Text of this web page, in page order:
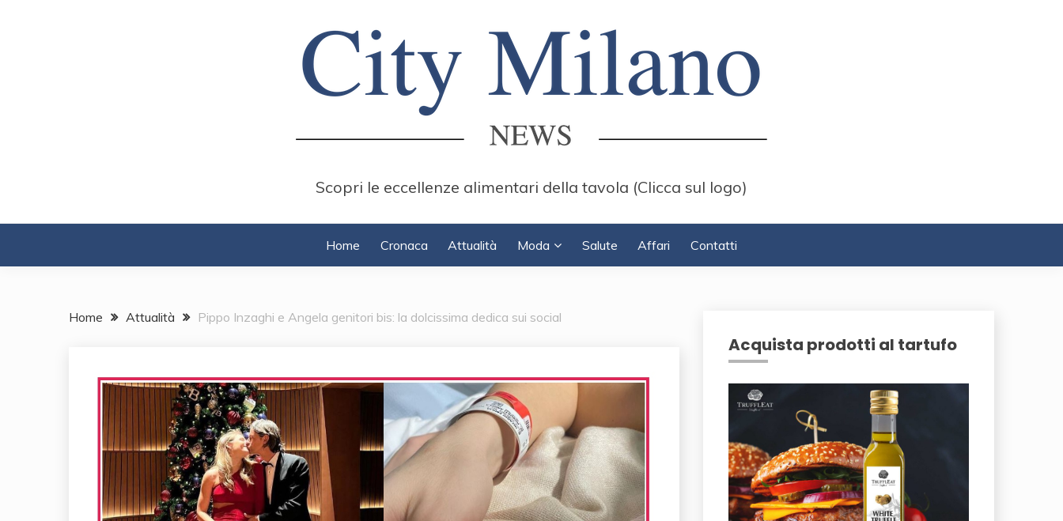
Scopri le eccellenze alimentari della tavola (Clicca sul logo)
Home Cronaca Attualità Moda Salute Affari Contatti
Home Attualità Pippo Inzaghi e Angela genitori bis: la dolcissima dedica sui social
Acquista prodotti al tartufo